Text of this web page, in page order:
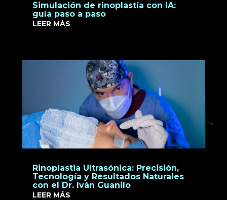
Simulación de rinoplastía con IA:
guía paso a paso
LEER MÁS
Rinoplastia Ultrasónica: Precisión,
Tecnología y Resultados Naturales
con el Dr. Iván Guanilo
LEER MÁS